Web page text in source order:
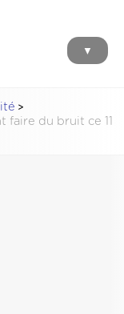
▼
faire du bruit ce 11